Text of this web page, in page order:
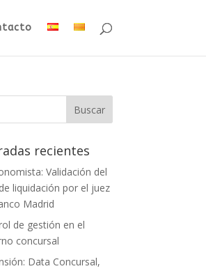
recientes
Validación del
liquidación por el juez
Madrid
de gestión en el
concursal
Data Concursal,